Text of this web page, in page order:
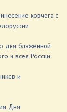
ковчега с
дня блаженной
и всея России
и
Дня